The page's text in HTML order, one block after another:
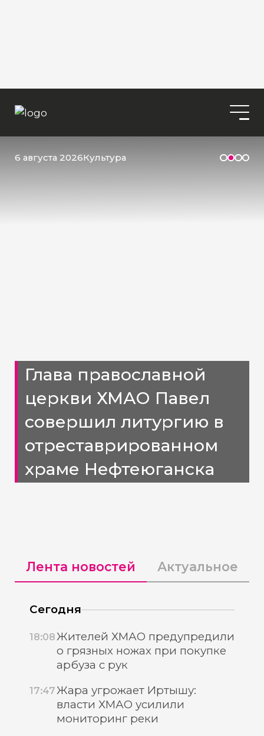
6 августа 2026Культура
Глава православной
церкви ХМАО Павел
совершил литургию в
отреставрированном
храме Нефтеюганска
Лента новостей Актуальное
Сегодня
18:08Жителей ХМАО предупредили
о грязных ножах при покупке
арбуза с рук
17:47Жара угрожает Иртышу:
власти ХМАО усилили
мониторинг реки